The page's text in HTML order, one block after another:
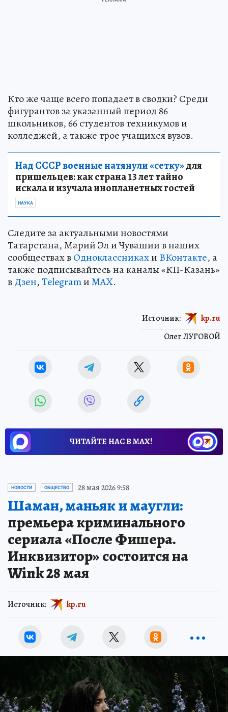
Кто же чаще всего попадает в сводки? Среди
фигурантов за указанный период 86
школьников, 66 студентов техникумов и
колледжей, а также трое учащихся вузов.
Над СССР военные натянули «сетку»для
пришельцев: как страна 13 лет тайно
искала и изучала инопланетных гостей
НАУКА
Следите за актуальными новостями
Татарстана, Марий Эл и Чувашии в наших
сообществах вОдноклассникахи ВКонтакте, а
также подписывайтесь на каналы «КП-Казань»
вДзен,TelegramиMAX.
Олег ЛУГОВОЙ
Источник: kp.ru
ЧИТАЙТЕ НАС В МАХ!
НОВОСТИ ОБЩЕСТВО 28 мая 2026 9:58
Шаман, маньяк и маугли:
премьера криминального
сериала «После Фишера.
Инквизитор» состоится на
Wink 28 мая
Источник: kp.ru